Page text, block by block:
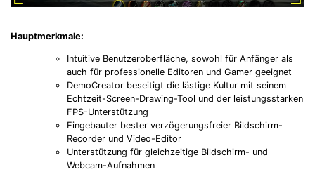
Hauptmerkmale:
Intuitive Benutzeroberfläche, sowohl für Anfänger als
auch für professionelle Editoren und Gamer geeignet
DemoCreator beseitigt die lästige Kultur mit seinem
Echtzeit-Screen-Drawing-Tool und der leistungsstarken
FPS-Unterstützung
Eingebauter bester verzögerungsfreier Bildschirm-
Recorder und Video-Editor
Unterstützung für gleichzeitige Bildschirm- und
Webcam-Aufnahmen